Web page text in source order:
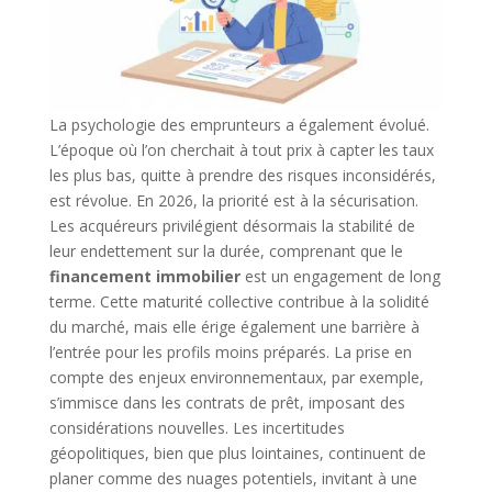
La psychologie des emprunteurs a également évolué.
L’époque où l’on cherchait à tout prix à capter les taux
les plus bas, quitte à prendre des risques inconsidérés,
est révolue. En 2026, la priorité est à la sécurisation.
Les acquéreurs privilégient désormais la stabilité de
leur endettement sur la durée, comprenant que le
financement immobilierest un engagement de long
terme. Cette maturité collective contribue à la solidité
du marché, mais elle érige également une barrière à
l’entrée pour les profils moins préparés. La prise en
compte des enjeux environnementaux, par exemple,
s’immisce dans les contrats de prêt, imposant des
considérations nouvelles. Les incertitudes
géopolitiques, bien que plus lointaines, continuent de
planer comme des nuages potentiels, invitant à une